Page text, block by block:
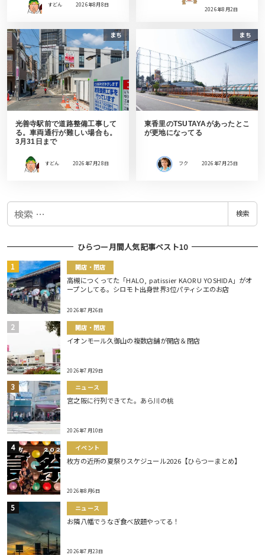
すどん 2026年8月8日
2026年8月2日
まち
光善寺駅前で道路整備工事して
る。車両通行が難しい場合も。
3月31日まで
すどん 2026年7月28日
まち
東香里のTSUTAYAがあったとこ
が更地になってる
フク 2026年7月25日
検
検索
ひらつー月間人気記事ベスト10
開店・閉店
高槻につくってた「HALO, patissier KAORU YOSHIDA」がオ
ープンしてる。シロモト出身世界3位パティシエのお店
2026年7月26日
開店・閉店
イオンモール久御山の複数店舗が開店＆閉店
2026年7月29日
ニュース
宮之阪に行列できてた。あら川の桃
2026年7月10日
イベント
枚方の近所の夏祭りスケジュール2026【ひらつーまとめ】
2026年8月6日
ニュース
お隣八幡でうなぎ食べ放題やってる！
2026年7月23日